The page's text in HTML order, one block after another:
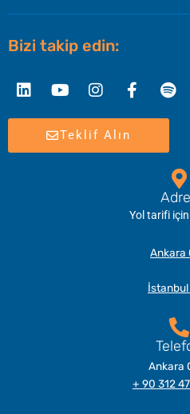
Bizi takip edin:
f
Teklif Alın
Yol tarifi için
Ankara
İstanbul
Ankara
+ 90 312